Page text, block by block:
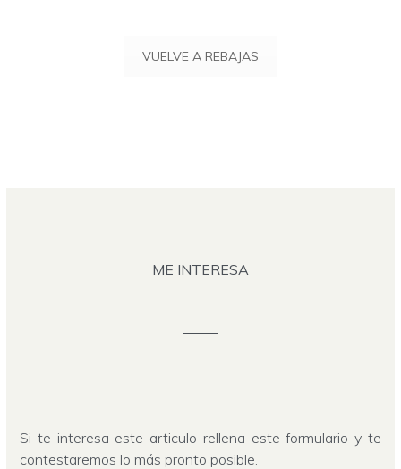
VUELVE A REBAJAS
ME INTERESA
Si te interesa este articulo rellena este formulario y te
contestaremos lo más pronto posible.